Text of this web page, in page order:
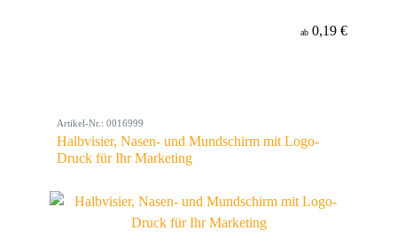
ab 0,19 €
Artikel-Nr.: 0016999
Halbvisier, Nasen- und Mundschirm mit Logo-
Druck für Ihr Marketing